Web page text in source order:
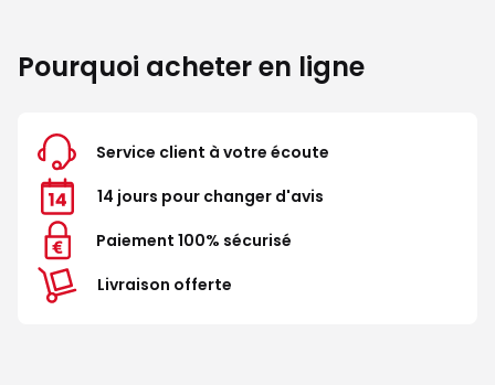
Pourquoi acheter en ligne
Service client à votre écoute
14 jours pour changer d'avis
Paiement 100% sécurisé
Livraison offerte